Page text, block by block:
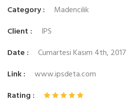
Category :
Madencilik
Client :
IPS
Date :
Cumartesi Kasım 4th, 2017
Link :
www.ipsdeta.com
Rating :